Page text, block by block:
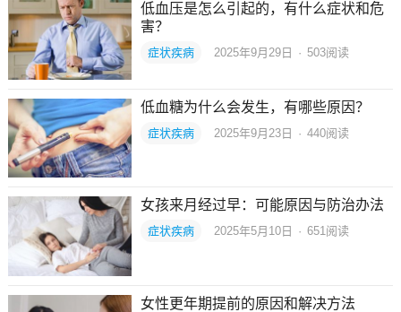
低血压是怎么引起的，有什么症状和危
害？
症状疾病 2025年9月29日 · 503阅读
低血糖为什么会发生，有哪些原因？
症状疾病 2025年9月23日 · 440阅读
女孩来月经过早：可能原因与防治办法
症状疾病 2025年5月10日 · 651阅读
女性更年期提前的原因和解决方法